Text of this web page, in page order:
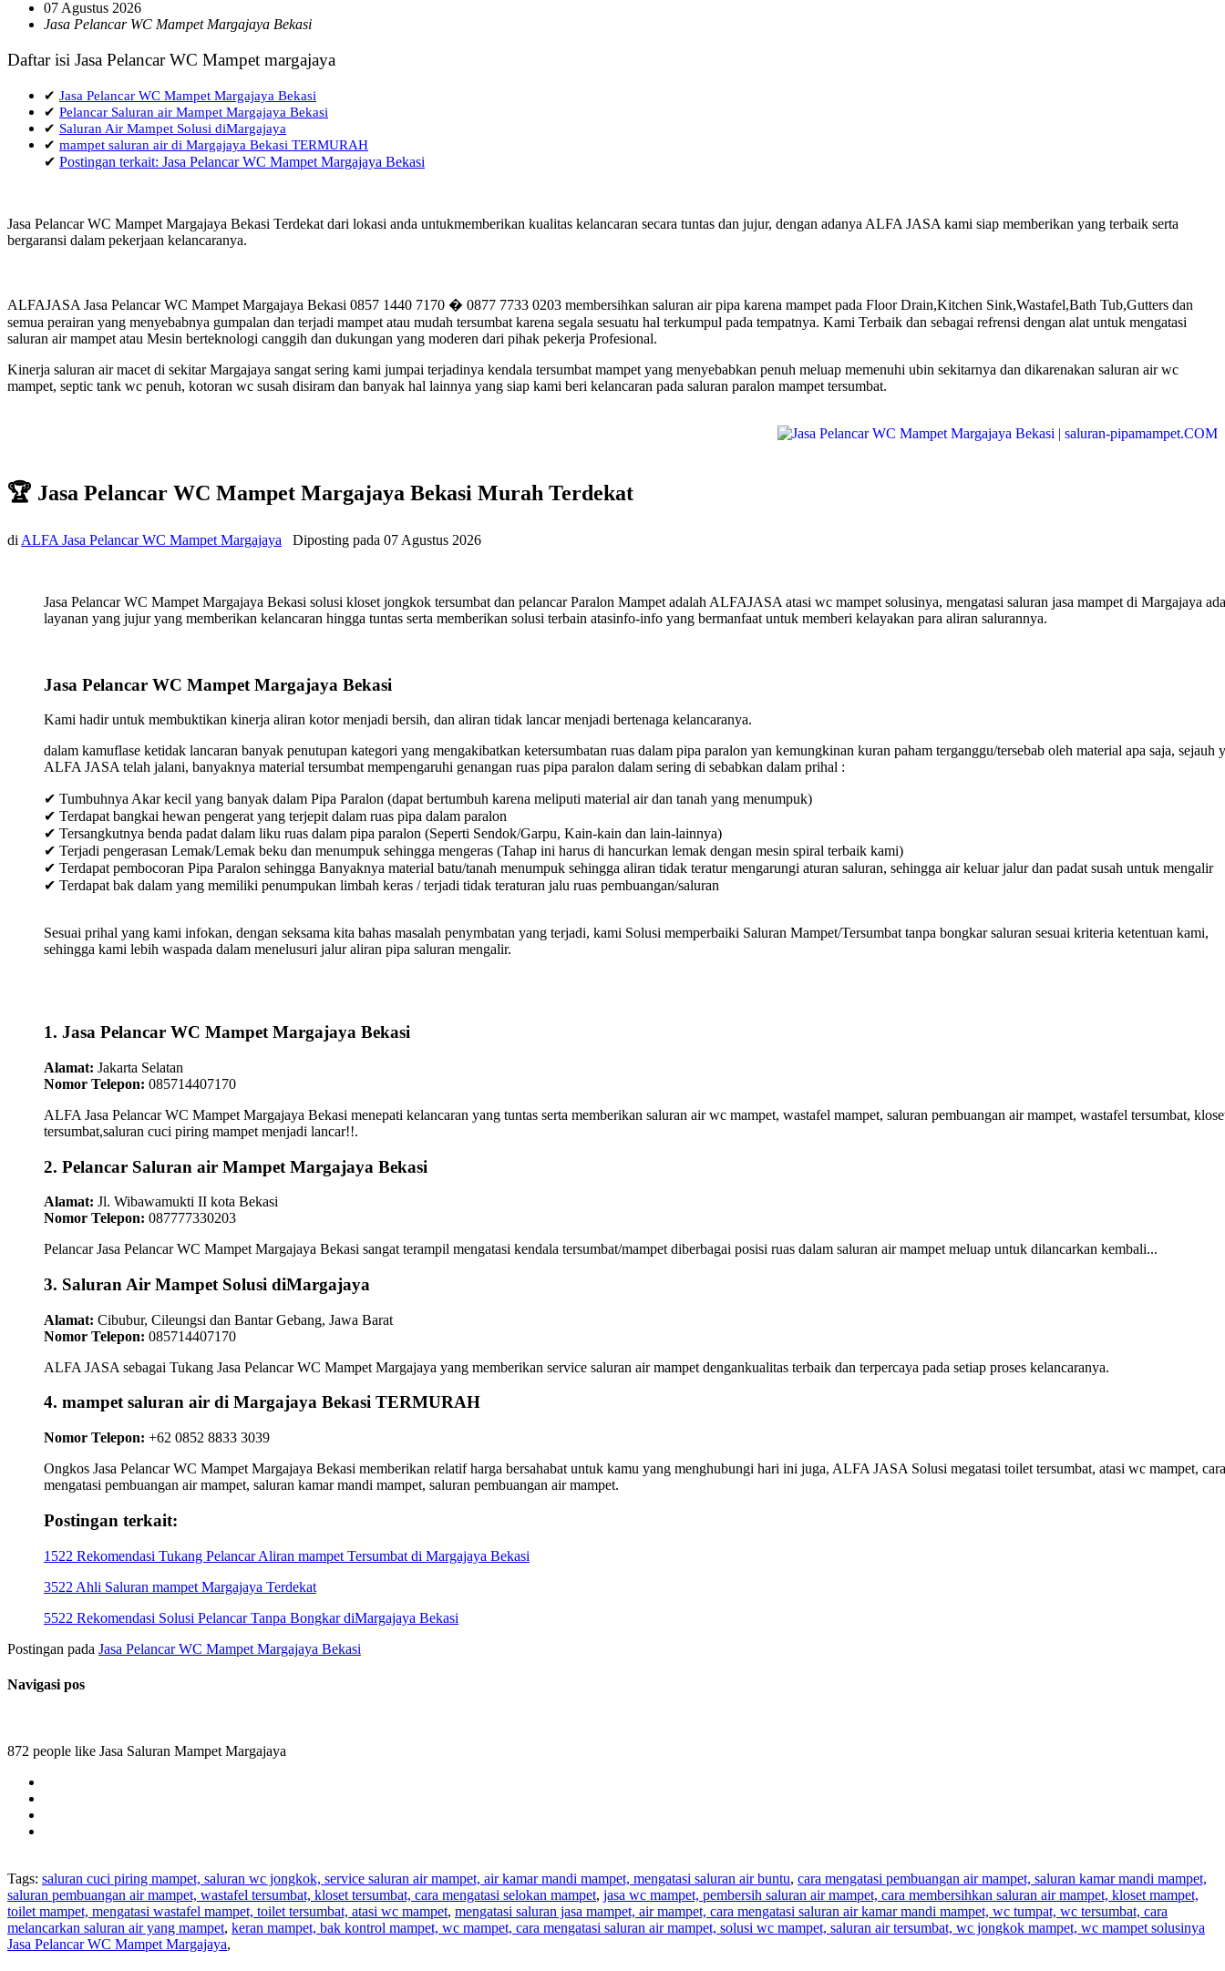
07 Agustus 2026
Jasa Pelancar WC Mampet Margajaya Bekasi
Daftar isi Jasa Pelancar WC Mampet margajaya
✔ Jasa Pelancar WC Mampet Margajaya Bekasi
✔ Pelancar Saluran air Mampet Margajaya Bekasi
✔ Saluran Air Mampet Solusi diMargajaya
✔ mampet saluran air di Margajaya Bekasi TERMURAH
✔ Postingan terkait: Jasa Pelancar WC Mampet Margajaya Bekasi
Jasa Pelancar WC Mampet Margajaya Bekasi Terdekat dari lokasi anda untukmemberikan kualitas kelancaran secara tuntas dan jujur, dengan adanya ALFA JASA kami siap memberikan yang terbaik serta
bergaransi dalam pekerjaan kelancaranya.
ALFAJASA Jasa Pelancar WC Mampet Margajaya Bekasi 0857 1440 7170 � 0877 7733 0203 membersihkan saluran air pipa karena mampet pada Floor Drain,Kitchen Sink,Wastafel,Bath Tub,Gutters dan
semua perairan yang menyebabnya gumpalan dan terjadi mampet atau mudah tersumbat karena segala sesuatu hal terkumpul pada tempatnya. Kami Terbaik dan sebagai refrensi dengan alat untuk mengatasi
saluran air mampet atau Mesin berteknologi canggih dan dukungan yang moderen dari pihak pekerja Profesional.
Kinerja saluran air macet di sekitar Margajaya sangat sering kami jumpai terjadinya kendala tersumbat mampet yang menyebabkan penuh meluap memenuhi ubin sekitarnya dan dikarenakan saluran air wc
mampet, septic tank wc penuh, kotoran wc susah disiram dan banyak hal lainnya yang siap kami beri kelancaran pada saluran paralon mampet tersumbat.
🏆 Jasa Pelancar WC Mampet Margajaya Bekasi Murah Terdekat
di ALFA Jasa Pelancar WC Mampet Margajaya Diposting pada 07 Agustus 2026
Jasa Pelancar WC Mampet Margajaya Bekasi solusi kloset jongkok tersumbat dan pelancar Paralon Mampet adalah ALFAJASA atasi wc mampet solusinya, mengatasi saluran jasa mampet di Margajaya
layanan yang jujur yang memberikan kelancaran hingga tuntas serta memberikan solusi terbain atasinfo-info yang bermanfaat untuk memberi kelayakan para aliran salurannya.
Jasa Pelancar WC Mampet Margajaya Bekasi
Kami hadir untuk membuktikan kinerja aliran kotor menjadi bersih, dan aliran tidak lancar menjadi bertenaga kelancaranya.
dalam kamuflase ketidak lancaran banyak penutupan kategori yang mengakibatkan ketersumbatan ruas dalam pipa paralon yan kemungkinan kuran paham terganggu/tersebab oleh material apa saja, sejauh
ALFA JASA telah jalani, banyaknya material tersumbat mempengaruhi genangan ruas pipa paralon dalam sering di sebabkan dalam prihal :
✔ Tumbuhnya Akar kecil yang banyak dalam Pipa Paralon (dapat bertumbuh karena meliputi material air dan tanah yang menumpuk)
✔ Terdapat bangkai hewan pengerat yang terjepit dalam ruas pipa dalam paralon
✔ Tersangkutnya benda padat dalam liku ruas dalam pipa paralon (Seperti Sendok/Garpu, Kain-kain dan lain-lainnya)
✔ Terjadi pengerasan Lemak/Lemak beku dan menumpuk sehingga mengeras (Tahap ini harus di hancurkan lemak dengan mesin spiral terbaik kami)
✔ Terdapat pembocoran Pipa Paralon sehingga Banyaknya material batu/tanah menumpuk sehingga aliran tidak teratur mengarungi aturan saluran, sehingga air keluar jalur dan padat susah untuk mengalir
✔ Terdapat bak dalam yang memiliki penumpukan limbah keras / terjadi tidak teraturan jalu ruas pembuangan/saluran
Sesuai prihal yang kami infokan, dengan seksama kita bahas masalah penymbatan yang terjadi, kami Solusi memperbaiki Saluran Mampet/Tersumbat tanpa bongkar saluran sesuai kriteria ketentuan kami,
sehingga kami lebih waspada dalam menelusuri jalur aliran pipa saluran mengalir.
1. Jasa Pelancar WC Mampet Margajaya Bekasi
Alamat: Jakarta Selatan
Nomor Telepon: 085714407170
ALFA Jasa Pelancar WC Mampet Margajaya Bekasi menepati kelancaran yang tuntas serta memberikan saluran air wc mampet, wastafel mampet, saluran pembuangan air mampet, wastafel tersumbat,
tersumbat,saluran cuci piring mampet menjadi lancar!!.
2. Pelancar Saluran air Mampet Margajaya Bekasi
Alamat: Jl. Wibawamukti II kota Bekasi
Nomor Telepon: 087777330203
Pelancar Jasa Pelancar WC Mampet Margajaya Bekasi sangat terampil mengatasi kendala tersumbat/mampet diberbagai posisi ruas dalam saluran air mampet meluap untuk dilancarkan kembali...
3. Saluran Air Mampet Solusi diMargajaya
Alamat: Cibubur, Cileungsi dan Bantar Gebang, Jawa Barat
Nomor Telepon: 085714407170
ALFA JASA sebagai Tukang Jasa Pelancar WC Mampet Margajaya yang memberikan service saluran air mampet dengankualitas terbaik dan terpercaya pada setiap proses kelancaranya.
4. mampet saluran air di Margajaya Bekasi TERMURAH
Nomor Telepon: +62 0852 8833 3039
Ongkos Jasa Pelancar WC Mampet Margajaya Bekasi memberikan relatif harga bersahabat untuk kamu yang menghubungi hari ini juga, ALFA JASA Solusi megatasi toilet tersumbat, atasi wc mampet, cara
mengatasi pembuangan air mampet, saluran kamar mandi mampet, saluran pembuangan air mampet.
Postingan terkait:
1522 Rekomendasi Tukang Pelancar Aliran mampet Tersumbat di Margajaya Bekasi
3522 Ahli Saluran mampet Margajaya Terdekat
5522 Rekomendasi Solusi Pelancar Tanpa Bongkar diMargajaya Bekasi
Postingan pada Jasa Pelancar WC Mampet Margajaya Bekasi
Navigasi pos
872 people like Jasa Saluran Mampet Margajaya
Tags: saluran cuci piring mampet, saluran wc jongkok, service saluran air mampet, air kamar mandi mampet, mengatasi saluran air buntu, cara mengatasi pembuangan air mampet, saluran kamar mandi mampet,
saluran pembuangan air mampet, wastafel tersumbat, kloset tersumbat, cara mengatasi selokan mampet, jasa wc mampet, pembersih saluran air mampet, cara membersihkan saluran air mampet, kloset mampet,
toilet mampet, mengatasi wastafel mampet, toilet tersumbat, atasi wc mampet, mengatasi saluran jasa mampet, air mampet, cara mengatasi saluran air kamar mandi mampet, wc tumpat, wc tersumbat, cara
melancarkan saluran air yang mampet, keran mampet, bak kontrol mampet, wc mampet, cara mengatasi saluran air mampet, solusi wc mampet, saluran air tersumbat, wc jongkok mampet, wc mampet solusinya
Jasa Pelancar WC Mampet Margajaya,